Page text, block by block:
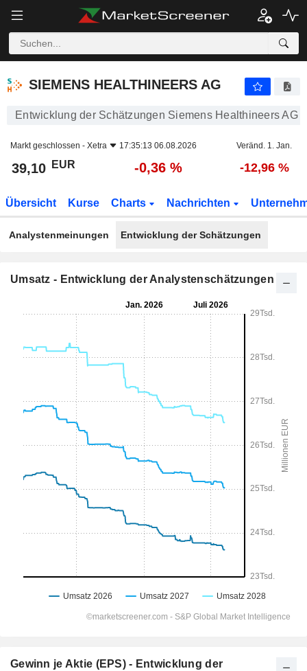
SIEMENS HEALTHINEERS AG
SIEMENS HEALTHINEERS AG
Entwicklung der Schätzungen Siemens Healthineers AG
Markt geschlossen - Xetra 17:35:13 06.08.2026 Veränd. 1. Jan.
39,10 EUR -0,36 % -12,96 %
Übersicht Kurse Charts Nachrichten
Analystenmeinungen Entwicklung der Schätzungen
Umsatz - Entwicklung der Analystenschätzungen
Gewinn je Aktie (EPS) - Entwicklung der